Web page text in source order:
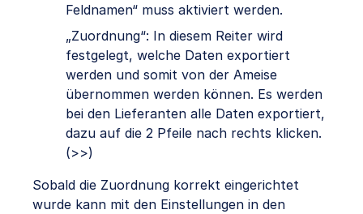
Feldnamen“ muss aktiviert werden.
„Zuordnung“: In diesem Reiter wird
festgelegt, welche Daten exportiert
werden und somit von der Ameise
übernommen werden können. Es werden
bei den Lieferanten alle Daten exportiert,
dazu auf die 2 Pfeile nach rechts klicken.
(>>)
Sobald die Zuordnung korrekt eingerichtet
wurde kann mit den Einstellungen in den